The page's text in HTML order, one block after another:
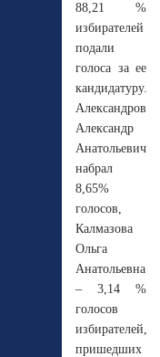
88,21 %
избирателей
подали
голоса за ее
кандидатуру.
Александров
Александр
Анатольевич
набрал
8,65%
голосов,
Калмазова
Ольга
Анатольевна
– 3,14 %
голосов
избирателей,
пришедших